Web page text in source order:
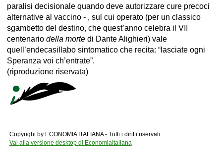
paralisi decisionale quando deve autorizzare cure precoci
alternative al vaccino - , sul cui operato (per un classico
sgambetto del destino, che quest’anno celebra il VII
centenario della morte di Dante Alighieri) vale
quell’endecasillabo sintomatico che recita: “lasciate ogni
Speranza voi ch’entrate”.
(riproduzione riservata)
Copyright by ECONOMIA ITALIANA - Tutti i diritti riservati
Vai alla versione desktop di EconomiaItaliana